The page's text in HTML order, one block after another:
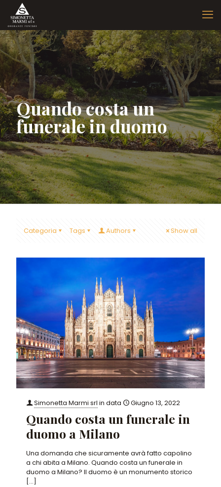
Quando costa un
funerale in duomo
Categoria Tags Authors Show all
Simonetta Marmi srl in data Giugno 13, 2022
Quando costa un funerale in
duomo a Milano
Una domanda che sicuramente avrà fatto capolino
a chi abita a Milano. Quando costa un funerale in
duomo a Milano? Il duomo è un monumento storico
[…]